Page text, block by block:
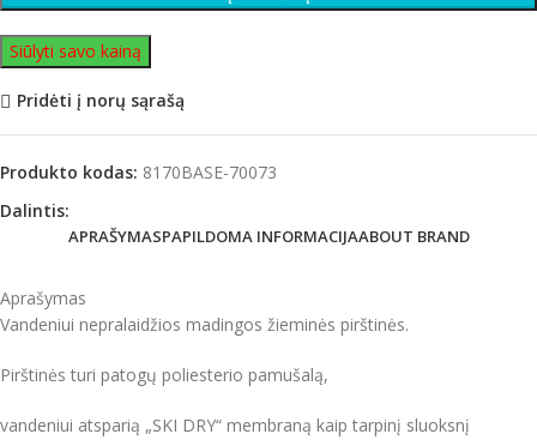
Siūlyti savo kainą
Pridėti į norų sąrašą
Produkto kodas: 8170BASE-70073
Dalintis:
APRAŠYMASPAPILDOMA INFORMACIJAABOUT BRAND
Aprašymas
Vandeniui nepralaidžios madingos žieminės pirštinės.
Pirštinės turi patogų poliesterio pamušalą,
vandeniui atsparią „SKI DRY“ membraną kaip tarpinį sluoksnį